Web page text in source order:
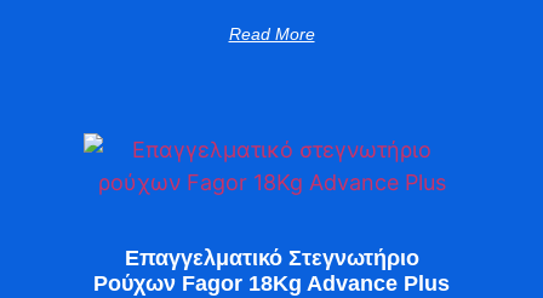
Read More
Επαγγελματικό Στεγνωτήριο
Ρούχων Fagor 18Kg Advance Plus